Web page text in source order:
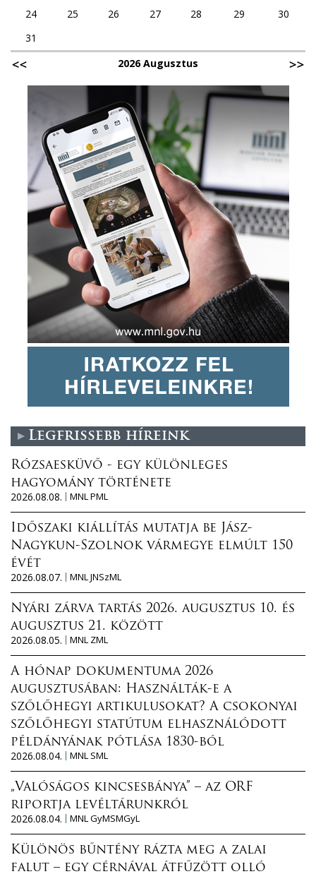
24 25 26 27 28 29
30
31
2026 Augusztus
Legfrissebb híreink
Rózsaesküvő - egy különleges
hagyomány története
2026.08.08.
MNL PML
Időszaki kiállítás mutatja be Jász-
Nagykun-Szolnok vármegye elmúlt 150
évét
2026.08.07.
MNL JNSzML
Nyári zárva tartás 2026. augusztus 10. és
augusztus 21. között
2026.08.05.
MNL ZML
A hónap dokumentuma 2026
augusztusában: Használták-e a
szőlőhegyi artikulusokat? A csokonyai
szőlőhegyi statútum elhasználódott
példányának pótlása 1830-ból
2026.08.04.
MNL SML
„Valóságos kincsesbánya” – az ORF
riportja levéltárunkról
2026.08.04.
MNL GyMSMGyL
Különös bűntény rázta meg a zalai
falut – egy cérnával átfűzött olló